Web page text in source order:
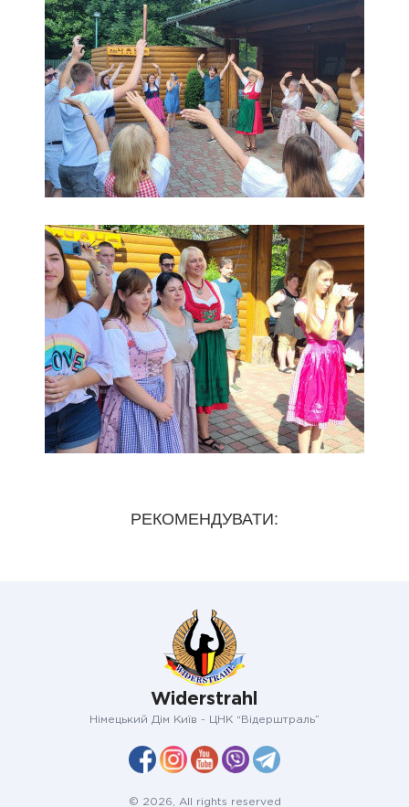
РЕКОМЕНДУВАТИ:
Widerstrahl
Німецький Дім Київ - ЦНК “Відерштраль”
© 2026, All rights reserved